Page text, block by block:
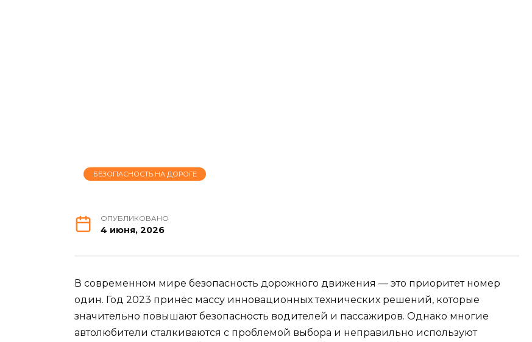
БЕЗОПАСНОСТЬ НА ДОРОГЕ
ОПУБЛИКОВАНО
4 июня, 2026
В современном мире безопасность дорожного движения — это приоритет номер
один. Год 2023 принёс массу инновационных технических решений, которые
значительно повышают безопасность водителей и пассажиров. Однако многие
автолюбители сталкиваются с проблемой выбора и неправильно используют